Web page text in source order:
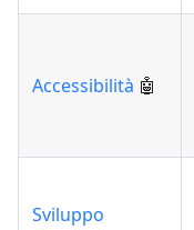
Accessibilità 🤖
Sviluppo